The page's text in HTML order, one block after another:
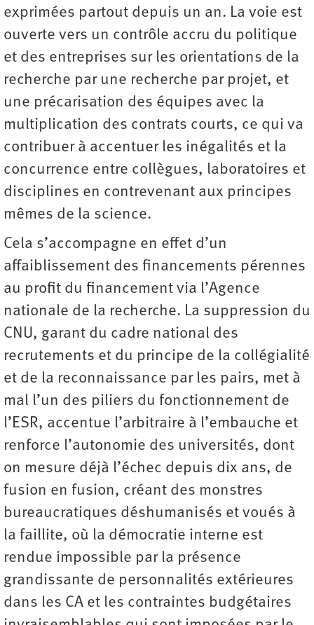
exprimées partout depuis un an. La voie est
ouverte vers un contrôle accru du politique
et des entreprises sur les orientations de la
recherche par une recherche par projet, et
une précarisation des équipes avec la
multiplication des contrats courts, ce qui va
contribuer à accentuer les inégalités et la
concurrence entre collègues, laboratoires et
disciplines en contrevenant aux principes
mêmes de la science.
Cela s’accompagne en effet d’un
affaiblissement des financements pérennes
au profit du financement via l’Agence
nationale de la recherche. La suppression du
CNU, garant du cadre national des
recrutements et du principe de la collégialité
et de la reconnaissance par les pairs, met à
mal l’un des piliers du fonctionnement de
l’ESR, accentue l’arbitraire à l’embauche et
renforce l’autonomie des universités, dont
on mesure déjà l’échec depuis dix ans, de
fusion en fusion, créant des monstres
bureaucratiques déshumanisés et voués à
la faillite, où la démocratie interne est
rendue impossible par la présence
grandissante de personnalités extérieures
dans les CA et les contraintes budgétaires